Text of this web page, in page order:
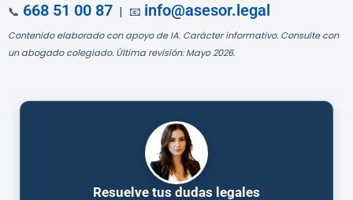
📞 668 51 00 87 | 📧 info@asesor.legal
Contenido elaborado con apoyo de IA. Carácter informativo. Consulte con
un abogado colegiado. Última revisión: Mayo 2026.
Resuelve tus dudas legales